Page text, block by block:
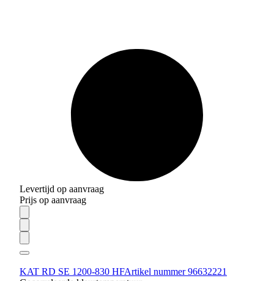
Levertijd op aanvraag
Prijs op aanvraag
KAT RD SE 1200-830 HFArtikel nummer 96632221